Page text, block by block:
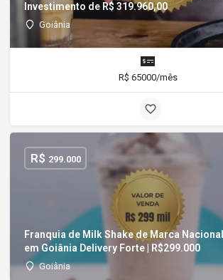
Investimento de R$ 319.960,00
Goiânia
R$ 65000/mês
Franquia de Milk Shake de Marca
em Goiânia Delivery Forte | R$299.000
Goiânia
R$ 299.000